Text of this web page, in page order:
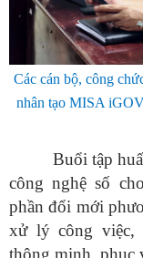
Các cán bộ, công
nhân tạo MISA
Buổi tập
công nghệ số
phần đổi mới
xử lý công việc,
thông minh, phục